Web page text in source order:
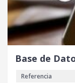
Base de
Referencia